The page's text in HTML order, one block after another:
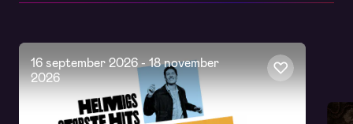
16 september 2026 - 18 november
2026